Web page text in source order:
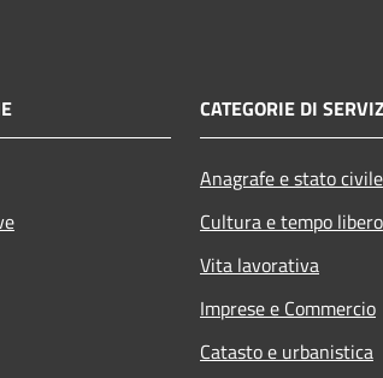
CATEGORIE DI
Anagrafe e stato civile
Cultura e tempo libero
Vita lavorativa
Imprese e Commercio
Catasto e urbanistica